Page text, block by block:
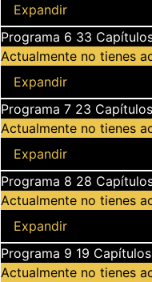
ExpandirPrograma 5
Programa 6 33
Actualmente no tienes
ExpandirPrograma 6
Programa 7 23 Capítulos
Actualmente no tienes
ExpandirPrograma 7
Programa 8 28
Actualmente no tienes
ExpandirPrograma 8
Programa 9 19 Capítulos
Actualmente no tienes